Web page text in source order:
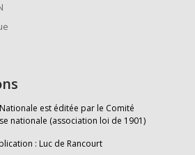
est éditée par le Comité
nationale (association loi de 1901)
: Luc de Rancourt